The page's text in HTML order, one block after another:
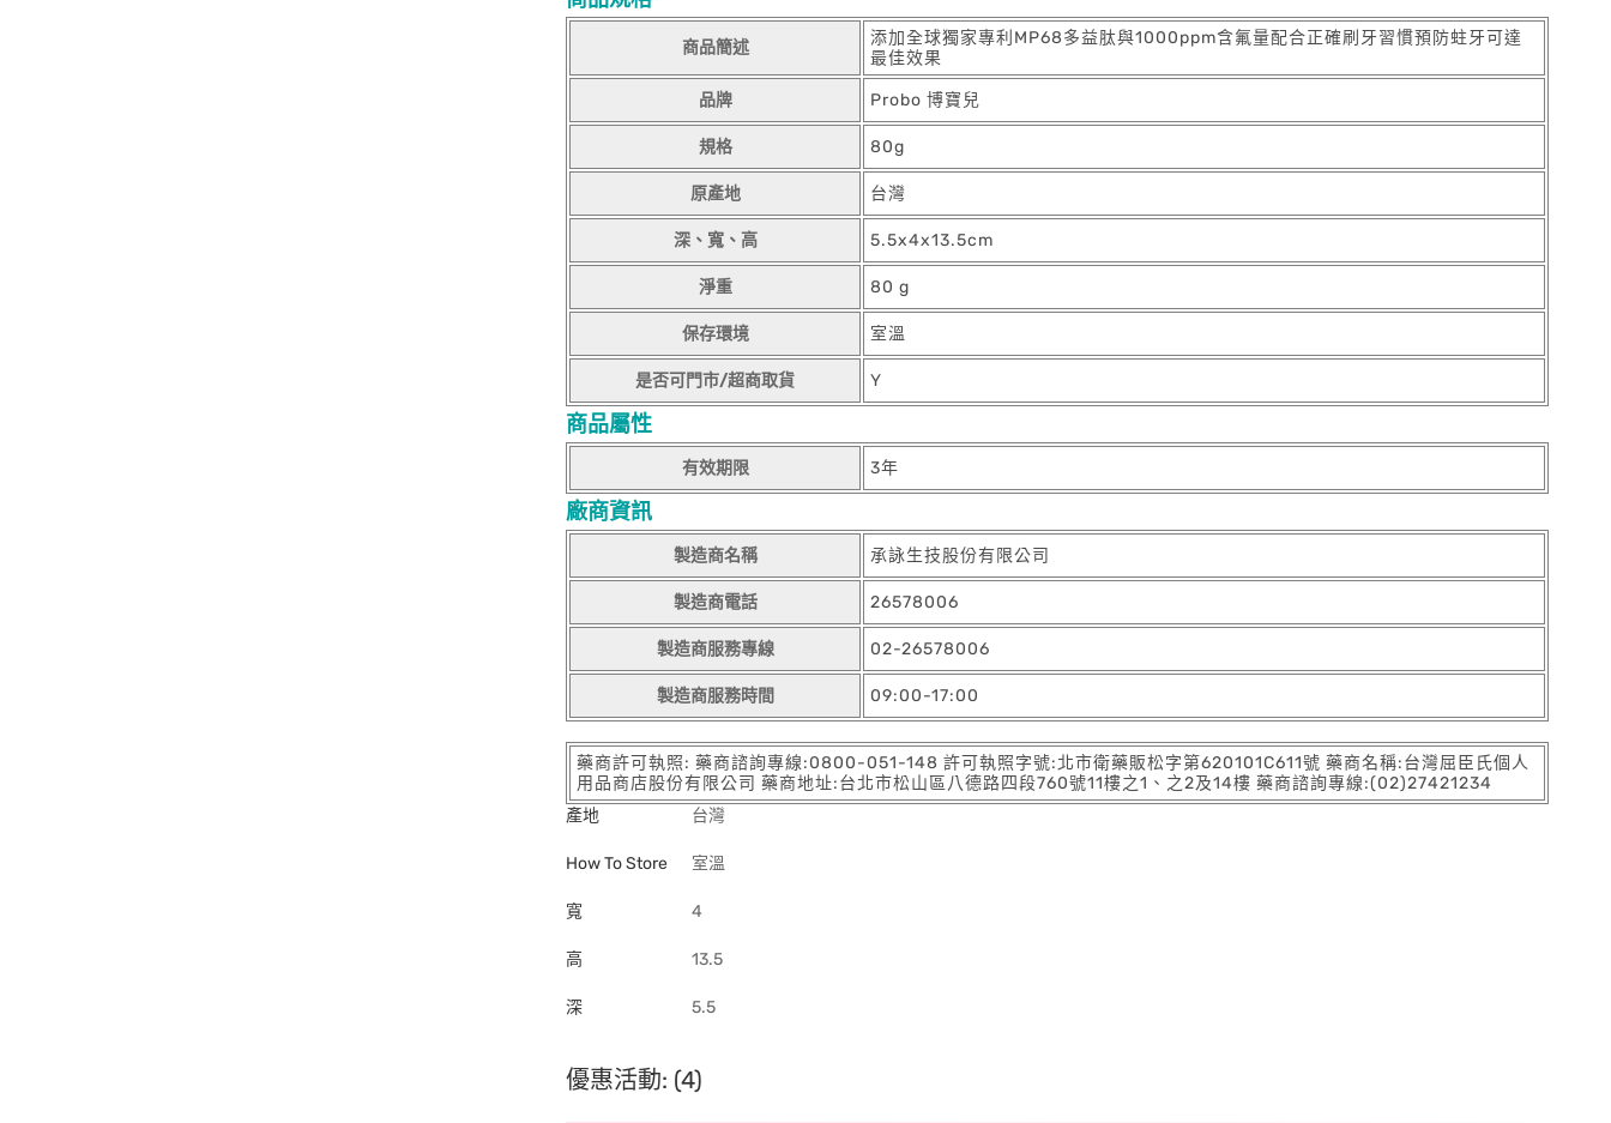
商品簡述
添加全球獨家專利MP68多益肽與1000ppm含氟量配合正確刷牙習慣預防蛀牙可達
最佳效果
品牌 Probo 博寶兒
規格 80g
原產地 台灣
深、寬、高 5.5x4x13.5cm
淨重 80 g
保存環境 室溫
是否可門市/超商取貨 Y
商品屬性
有效期限 3年
廠商資訊
製造商名稱 承詠生技股份有限公司
製造商電話 26578006
製造商服務專線 02-26578006
製造商服務時間 09:00-17:00
藥商許可執照: 藥商諮詢專線:0800-051-148 許可執照字號:北市衛藥販松字第620101C611號 藥商名稱:台灣屈臣氏個人
用品商店股份有限公司 藥商地址:台北市松山區八德路四段760號11樓之1、之2及14樓 藥商諮詢專線:(02)27421234
產地
台灣
How To Store 室溫
寬 4
高 13.5
深 5.5
優惠活動: (4)